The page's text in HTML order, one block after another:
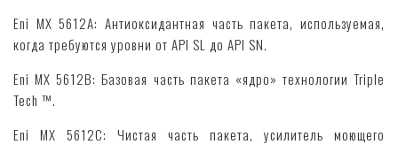
Eni MX 5612A: Антиоксидантная часть пакета, используемая,
когда требуются уровни от API SL до API SN.
Eni MX 5612B: Базовая часть пакета «ядро» технологии Triple
Tech ™.
Eni MX 5612C: Чистая часть пакета, усилитель моющего